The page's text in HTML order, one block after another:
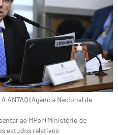
ANTAQ (Agência Nacional de
ao MPor (Ministério de
estudos relativos